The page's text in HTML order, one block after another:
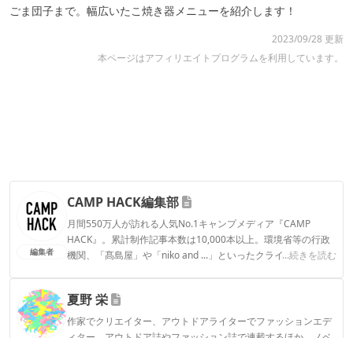
ごま団子まで。幅広いたこ焼き器メニューを紹介します！
2023/09/28 更新
本ページはアフィリエイトプログラムを利用しています。
編集者
CAMP HACK編集部
月間550万人が訪れる人気No.1キャンプメディア『CAMP
HACK』。累計制作記事本数は10,000本以上。環境省等の行政
機関、「髙島屋」や「niko and ...」といったクライアントとの
...続きを読む
CAMP HACK編集部のプロフィール
夏野 栄
作家でクリエイター、アウトドアライターでファッションエデ